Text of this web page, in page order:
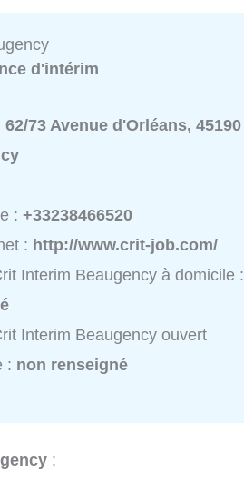
d'intérim
62/73 Avenue d'Orléans, 45190
:+33238466520
: http://www.crit-job.com/
Interim Beaugency à domicile :
Interim Beaugency ouvert
: non renseigné
: